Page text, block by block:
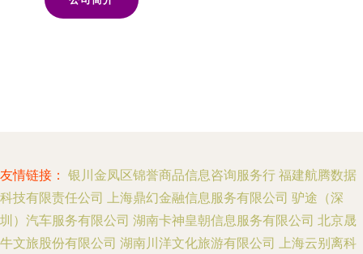
友情链接： 银川金凤区锦誉商品信息咨询服务行 福建航腾数据
科技有限责任公司 上海鼎幻金融信息服务有限公司 驴途（深
圳）汽车服务有限公司 湖南卡神皇朝信息服务有限公司 北京晟
牛文旅股份有限公司 湖南川洋文化旅游有限公司 上海云别离科